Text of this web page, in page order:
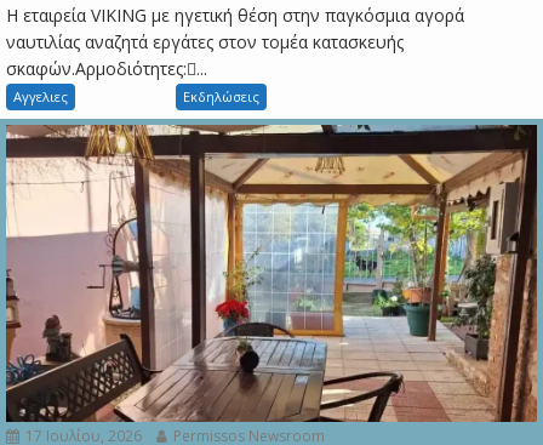
Η εταιρεία VIKING με ηγετική θέση στην παγκόσμια αγορά
ναυτιλίας αναζητά εργάτες στον τομέα κατασκευής
σκαφών.Αρμοδιότητες:...
Αγγελιες Εκδηλώσεις
17 Ιουλίου, 2026 Permissos Newsroom